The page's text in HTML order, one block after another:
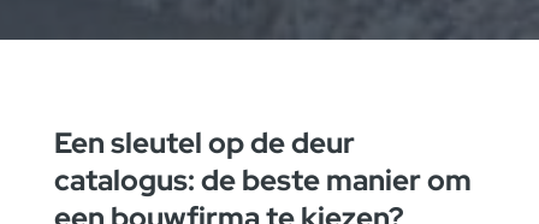
Een sleutel op de deur
catalogus: de beste manier om